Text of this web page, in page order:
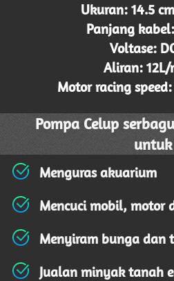
Ukuran: 14.5
Panjang
Voltase:
Aliran:
Motor racing
Pompa Celup
untuk
Menguras akuarium
Mencuci mobil, motor
Menyiram bunga dan
Jualan minyak tanah